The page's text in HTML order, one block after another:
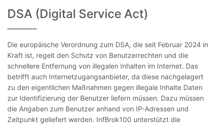
DSA (Digital Service Act)
Die europäische Verordnung zum DSA, die seit Februar 2024 in
Kraft ist, regelt den Schutz von Benutzerrechten und die
schnellere Entfernung von illegalen Inhalten im Internet. Das
betrifft auch Internetzugangsanbieter, da diese nachgelagert
zu den eigentlichen Maßnahmen gegen illegale Inhalte Daten
zur Identifizierung der Benutzer liefern müssen. Dazu müssen
die Angaben zum Benutzer anhand von IP-Adressen und
Zeitpunkt geliefert werden. InfBrok100 unterstützt die